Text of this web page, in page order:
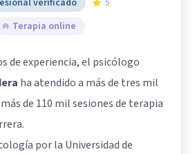
verificado
5
Terapia online
de experiencia, el psicólogo
ha atendido a más de tres mil
de 110 mil sesiones de terapia
por la Universidad de